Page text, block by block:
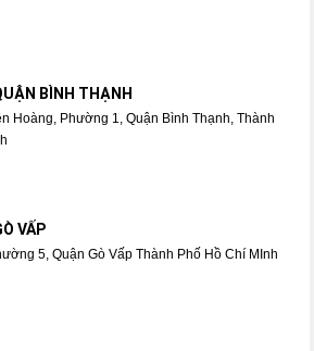
BÌNH THẠNH
Hoàng, Phường 1, Quận Bình Thạnh, Thành
VẤP
5, Quận Gò Vấp Thành Phố Hồ Chí MInh